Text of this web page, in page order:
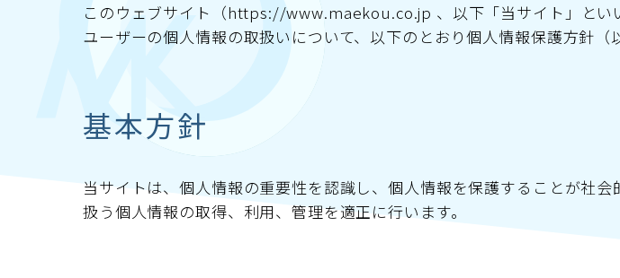
このウェブサイト（https://www.maekou.co.jp 、以下「当サイト」とい
ユーザーの個人情報の取扱いについて、以下のとおり個人情報保護方針（
基本方針
当サイトは、個人情報の重要性を認識し、個人情報を保護することが社
扱う個人情報の取得、利用、管理を適正に行います。